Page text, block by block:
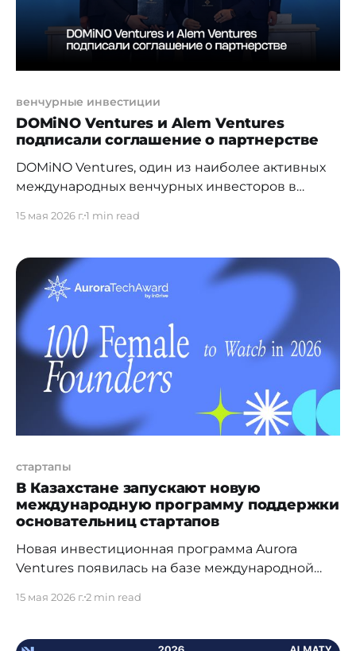
венчурные инвестиции
DOMiNO Ventures и Alem Ventures
подписали соглашение о партнерстве
DOMiNO Ventures, один из наиболее активных
международных венчурных инвесторов в
объявил о подписании стратегического
рамках Турецко-Казахстанского бизнес-форума,
прошедшего в Астане при участии на уровне
глав государств. Форум объединил
высокопоставленных представителей
государственных структур, инвесторов,
институтов и бизнес-лидеров
15 мая 2026 г.1 min read
стартапы
В Казахстане запускают новую
международную программу поддержки
основательниц стартапов
Новая инвестиционная программа Aurora
Ventures появилась на базе международной
технологий – Aurora Tech Award. Программа
основанных женщинами в странах с
15 мая 2026 г.2 min read